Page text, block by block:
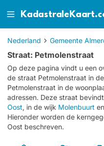
Nederland Gemeente
Straat: Petmolenstraat
Op deze pagina vindt u een
de straat Petmolenstraat in
Petmolenstraat in de
adressen. Deze straat
Oost, in de wijk Molenbuurt
Hieronder worden de
Oost beschreven.